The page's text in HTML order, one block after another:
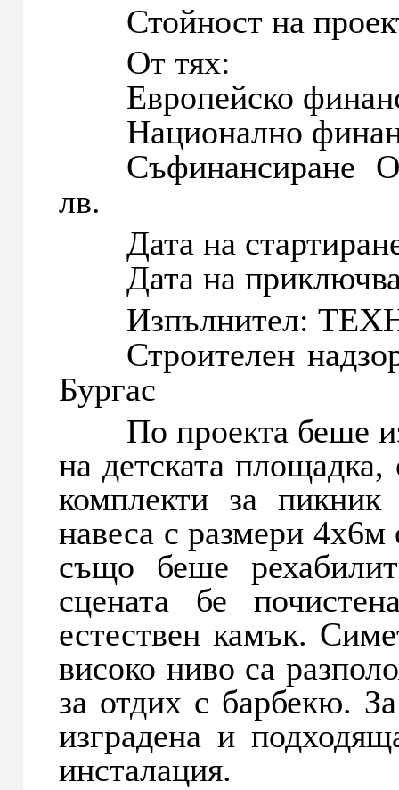
Стойност на
От тях:
Европейско
Национално
Съфинансиране
лв.
Дата на
Дата на
Изпълнител:
Строителен
Бургас
По проекта беше
на детската
комплекти за
навеса с размери 4х6м
също беше
сцената бе
естествен камък.
високо ниво са
за отдих с барбекю.
изградена и
инсталация.